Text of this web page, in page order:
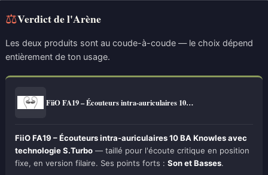
⚖Verdict de l'Arène
Les deux produits sont au coude-à-coude — le choix dépend
entièrement de ton usage.
FiiO FA19 – Écouteurs intra-auriculaires 10…
FiiO FA19 – Écouteurs intra-auriculaires 10 BA Knowles avec
technologie S.Turbo — taillé pour l'écoute critique en position
fixe, en version filaire. Ses points forts : Son et Basses.